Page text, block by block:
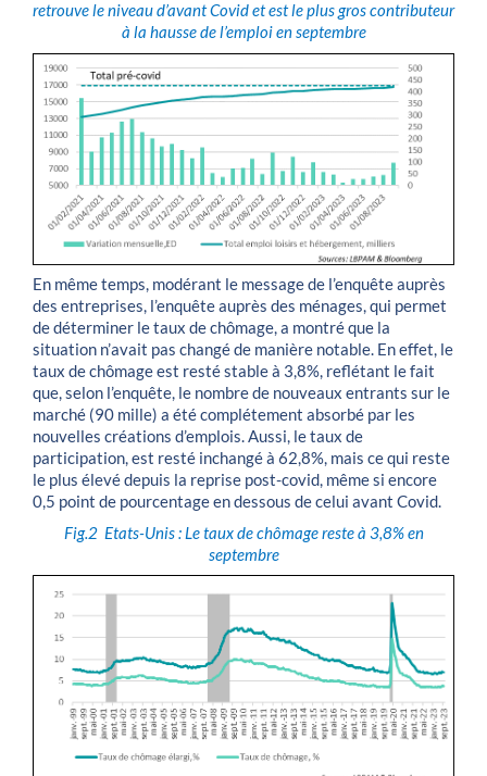
retrouve le niveau d’avant Covid et est le plus gros contributeur
à la hausse de l’emploi en septembre
En même temps, modérant le message de l’enquête auprès
des entreprises, l’enquête auprès des ménages, qui permet
de déterminer le taux de chômage, a montré que la
situation n’avait pas changé de manière notable. En effet, le
taux de chômage est resté stable à 3,8%, reflétant le fait
que, selon l’enquête, le nombre de nouveaux entrants sur le
marché (90 mille) a été complétement absorbé par les
nouvelles créations d’emplois. Aussi, le taux de
participation, est resté inchangé à 62,8%, mais ce qui reste
le plus élevé depuis la reprise post-covid, même si encore
0,5 point de pourcentage en dessous de celui avant Covid.
Fig.2 Etats-Unis : Le taux de chômage reste à 3,8% en
septembre